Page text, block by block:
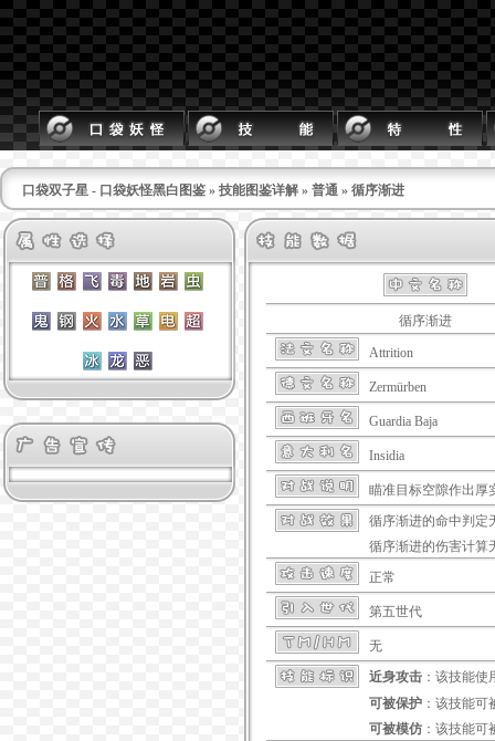
口袋双子星 - 口袋妖怪黑白图鉴 » 技能图鉴详解 » 普通 » 循序渐进
循序渐进
Attrition
Zermürben
Guardia Baja
Insidia
瞄准目标空隙作出厚
循序渐进的命中判定
循序渐进的伤害计算
正常
第五世代
无
近身攻击 ：该技能
可被保护 ：该技能可
可被模仿 ：该技能可